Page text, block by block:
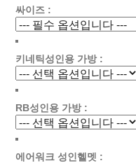
싸이즈 :
키네틱성인용 가방 :
RB성인용 가방 :
에어워크 성인헬멧 :